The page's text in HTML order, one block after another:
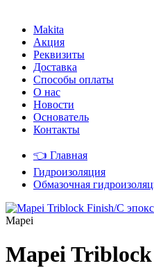
Makita
Акция
Реквизиты
Доставка
Способы оплаты
О нас
Новости
Основатель
Контакты
👈 Главная
Гидроизоляция
Обмазочная
Mapei
Mapei Triblock